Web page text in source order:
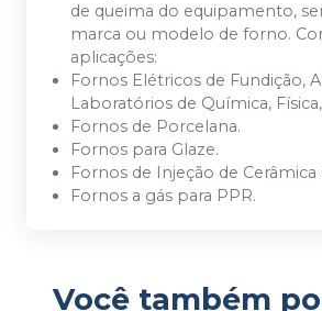
de queima do equipamento,
marca ou modelo de forno.
aplicações:
Fornos Elétricos de Fundição,
Laboratórios de Química,
Fornos de Porcelana.
Fornos para Glaze.
Fornos de Injeção de Cerâmica
Fornos a gás para PPR.
Você também